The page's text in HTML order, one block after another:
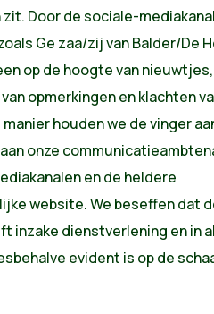
Door de sociale-
Ge zaa/zij van Balder/De
op de hoogte van nieuwtjes,
opmerkingen en klachten
houden we de vinger
onze
en de heldere
website. We beseffen dat
inzake dienstverlening en in
evident is op de